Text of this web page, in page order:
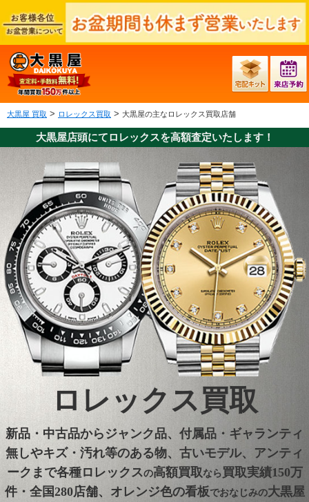
大黒屋 買取 > ロレックス買取 > 大黒屋の主なロレックス買取店舗
大黒屋店頭にてロレックスを高額査定いたします！
ロレックス買取
新品・中古品からジャンク品、付属品・ギャランティ
無しやキズ・汚れ等のある物、古いモデル、アンティ
ークまで各種ロレックスの高額買取なら買取実績150万
件・全国280店舗、オレンジ色の看板でおなじみの大黒屋